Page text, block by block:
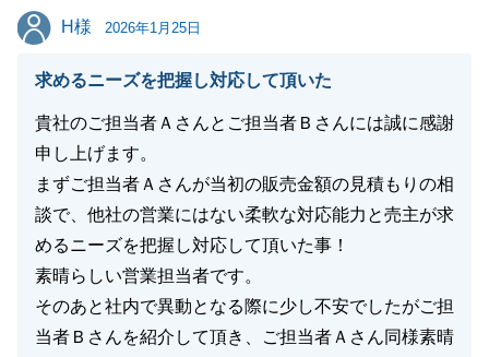
引き続きよろしくお願いいたします。
H様
H様 2026年1月25日
求めるニーズを把握し対応して頂いた
貴社のご担当者Ａさんとご担当者Ｂさんには誠に感謝
申し上げます。
まずご担当者Ａさんが当初の販売金額の見積もりの相
談で、他社の営業にはない柔軟な対応能力と売主が求
めるニーズを把握し対応して頂いた事！
素晴らしい営業担当者です。
そのあと社内で異動となる際に少し不安でしたがご担
当者Ｂさんを紹介して頂き、ご担当者Ａさん同様素晴